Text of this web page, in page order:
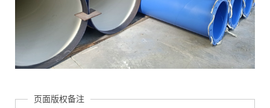
页面版权备注